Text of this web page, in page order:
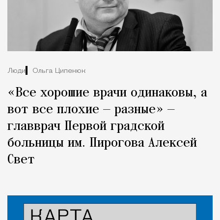
Люди Ольга Ципенюк
«Все хорошие врачи одинаковы, а
вот все плохие — разные» —
главврач Первой градской
больницы им. Пирогова Алексей
Свет